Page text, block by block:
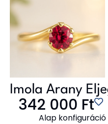
Imola Arany
342 000 Ft
Alap